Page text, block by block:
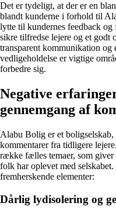
Det er tydeligt, at der er en
blandt kunderne i forhold til
lytte til kundernes feedback
sikre tilfredse lejere og et godt
transparent kommunikation
vedligeholdelse er vigtige
forbedre sig.
Negative
gennemgang af
Alabu Bolig er et
kommentarer fra tidligere
række fælles temaer, som
folk har oplevet med
fremherskende elementer:
Dårlig lydisolering og